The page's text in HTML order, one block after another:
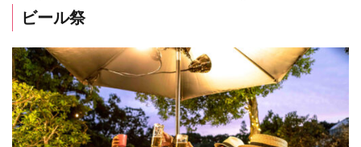
ビール祭